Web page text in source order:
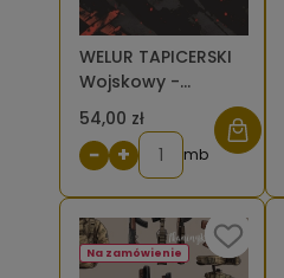
WELUR TAPICERSKI
Wojskowy -
czerwone
samoloty na
nocnym niebie [6-
54,00 zł
− + mb
Na zamówienie